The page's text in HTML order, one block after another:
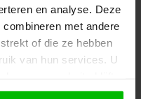
en analyse. Deze
met andere
of die ze hebben
van hun services. U
pagina.
waarbij je kiest voor
afhaaldatum.